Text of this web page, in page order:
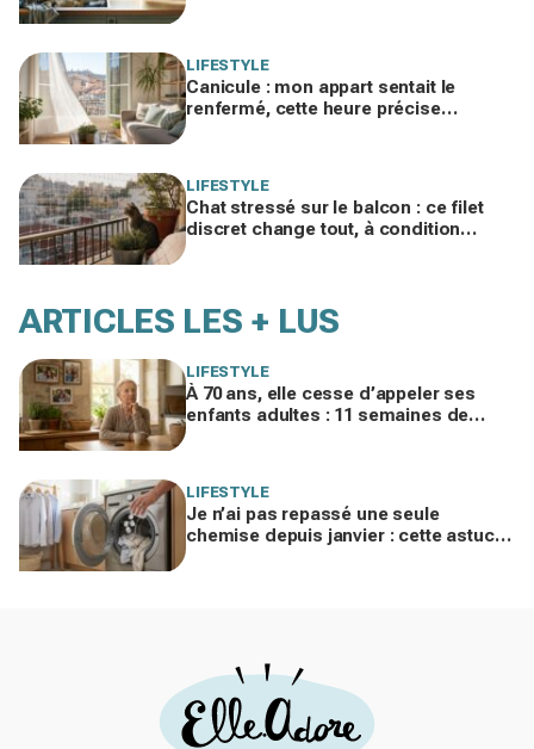
LIFESTYLE
Canicule : mon appart sentait le
renfermé, cette heure précise
LIFESTYLE
Chat stressé sur le balcon : ce filet
discret change tout, à condition
ARTICLES LES + LUS
LIFESTYLE
À 70 ans, elle cesse d’appeler ses
enfants adultes : 11 semaines de
LIFESTYLE
Je n’ai pas repassé une seule
chemise depuis janvier : cette astuce